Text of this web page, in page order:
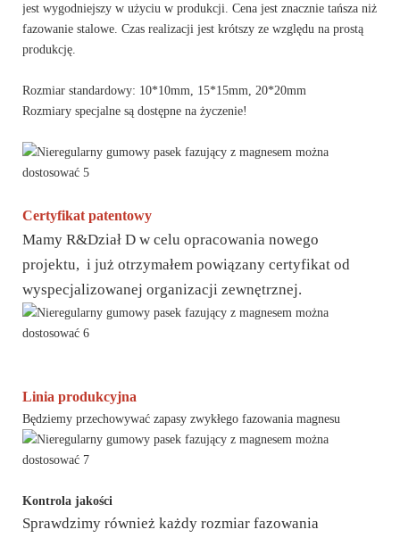
jest wygodniejszy w użyciu w produkcji. Cena jest znacznie tańsza niż
fazowanie stalowe. Czas realizacji jest krótszy ze względu na prostą
produkcję.
Rozmiar standardowy: 10*10mm, 15*15mm, 20*20mm
Rozmiary specjalne są dostępne na życzenie!
Certyfikat patentowy
Mamy R&Dział D w celu opracowania nowego
projektu, i już otrzymałem powiązany certyfikat od
wyspecjalizowanej organizacji zewnętrznej.
Linia produkcyjna
Będziemy przechowywać zapasy zwykłego fazowania magnesu
Kontrola jakości
Sprawdzimy również każdy rozmiar fazowania